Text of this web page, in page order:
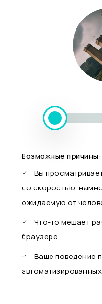
Возможные причины:
Вы
со скоростью,
ожидаемую от
Что-то мешает
браузере
Ваше поведение